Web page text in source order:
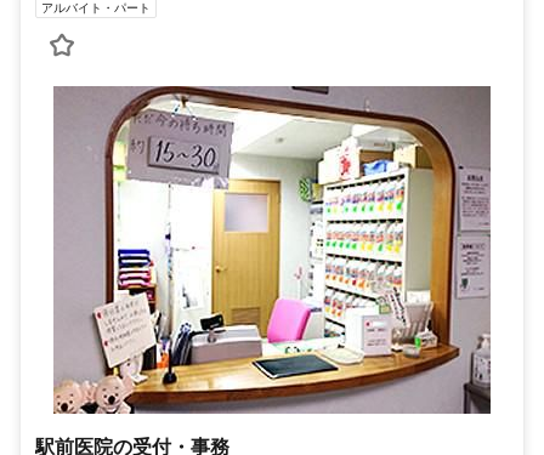
アルバイト・パート
駅前医院の受付・事務